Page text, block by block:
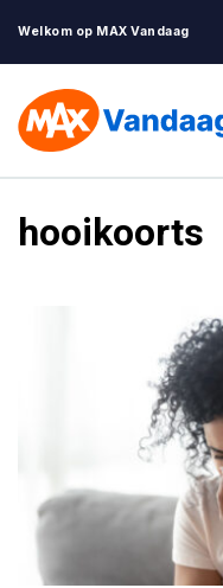
Welkom op MAX Vandaag
hooikoorts